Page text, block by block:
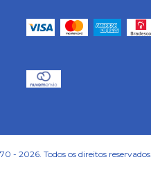
- 2026. Todos os direitos reservados.